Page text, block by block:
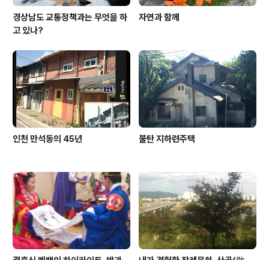
경상남도 교통정책과는 무엇을 하
고 있나?
자연과 함께
인천 만석동의 45년 불탄 지하련주택